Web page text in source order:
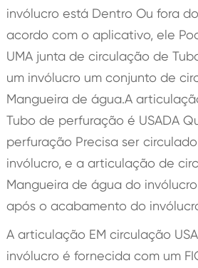
invólucro está Dentro Ou fora
acordo com o aplicativo, ele
UMA junta de circulação de
um invólucro um conjunto de
Mangueira de água.A
Tubo de perfuração é USADA
perfuração Precisa ser
invólucro, e a articulação de
Mangueira de água do invólucro
após o acabamento do
A articulação EM circulação
invólucro é fornecida com um